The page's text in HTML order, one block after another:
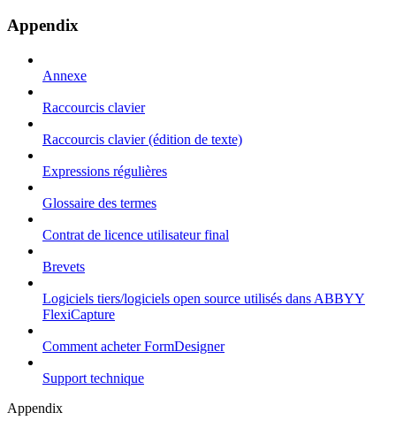
Appendix
Annexe
Raccourcis clavier
Raccourcis clavier (édition de texte)
Expressions régulières
Glossaire des termes
Contrat de licence utilisateur final
Brevets
Logiciels tiers/logiciels open source utilisés dans ABBYY
FlexiCapture
Comment acheter FormDesigner
Support technique
Appendix